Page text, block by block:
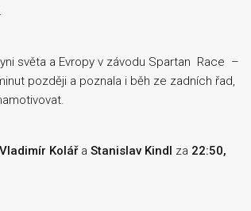
světa a Evropy v závodu Spartan Race –
později a poznala i běh ze zadních řad,
Vladimír Kolářa Stanislav Kindl za 22:50,